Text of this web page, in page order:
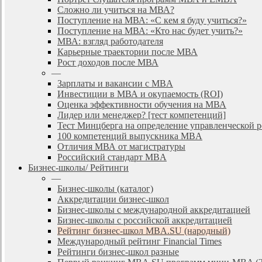
Сложно ли учиться на МВА?
Поступление на МВА: «С кем я буду учиться?»
Поступление на МВА: «Кто нас будет учить?»
МВА: взгляд работодателя
Карьерные траектории после МВА
Рост доходов после МВА
—
Зарплаты и вакансии с MBA
Инвестиции в МВА и окупаемость (ROI)
Оценка эффективности обучения на МВА
Лидер или менеджер? [тест компетенций]
Тест Минцберга на определение управленческой
100 компетенций выпускника MBA
Отличия МВА от магистратуры
Российский стандарт MBA
Бизнес-школы/ Рейтинги
—
Бизнес-школы (каталог)
Аккредитации бизнес-школ
Бизнес-школы с международной аккредитацией
Бизнес-школы с российской аккредитацией
Рейтинг бизнес-школ MBA.SU (народный)
Международный рейтинг Financial Times
Рейтинги бизнес-школ разные